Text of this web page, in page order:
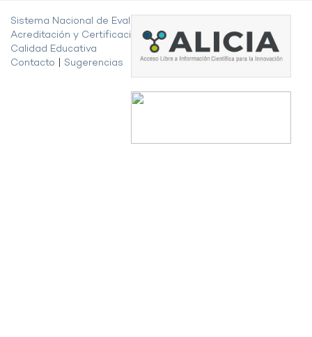
Sistema Nacional de Evaluación,
Acreditación y Certificación de la
Calidad Educativa
Contacto
Sugerencias